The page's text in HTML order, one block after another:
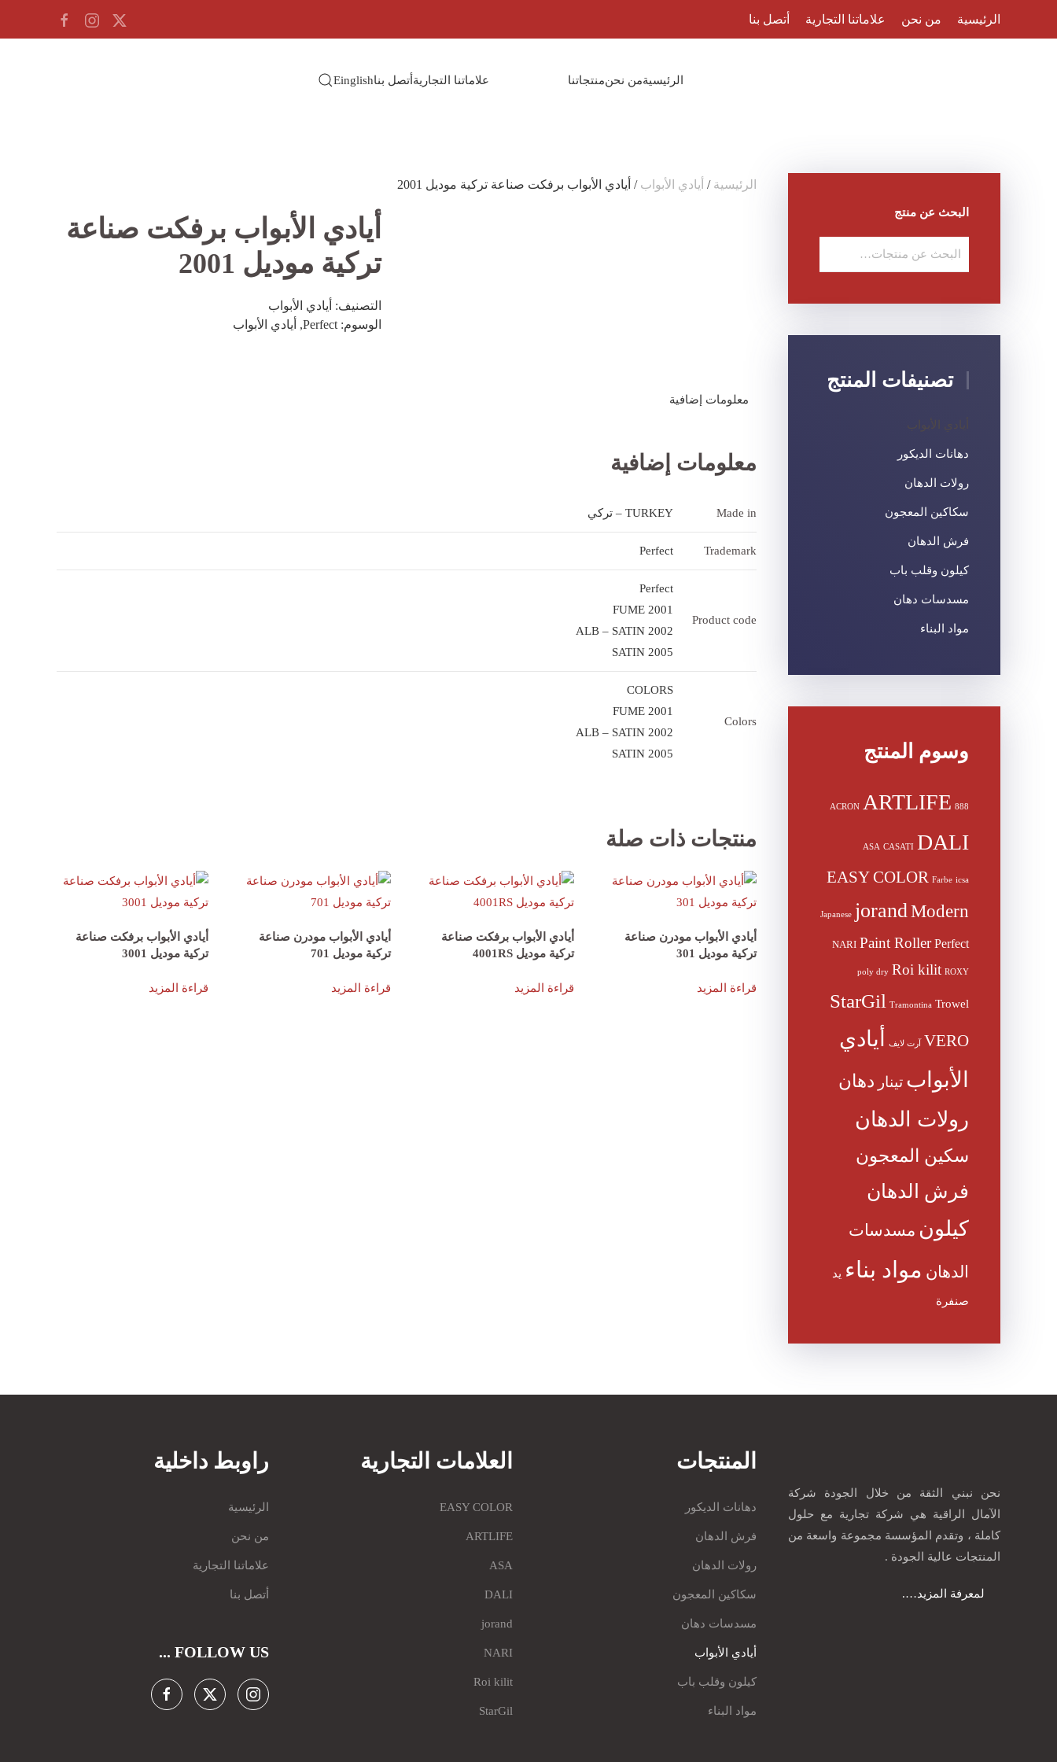
الرئيسية من نحن علاماتنا التجارية أتصل بنا
الرئيسيةمن نحنمنتجاتنا علاماتنا التجاريةأتصل بناEinglish
الرئيسية / أيادي الأبواب / أيادي الأبواب برفكت صناعة تركية موديل 2001
أيادي الأبواب برفكت صناعة
تركية موديل 2001
التصنيف: أيادي الأبواب
الوسوم:Perfect
, أيادي الأبواب
معلومات إضافية
معلومات إضافية
Made in TURKEY – تركي
Trademark
Perfect
Product code
Perfect
2001 FUME
2002 ALB – SATIN
2005 SATIN
Colors
COLORS
2001 FUME
2002 ALB – SATIN
2005 SATIN
منتجات ذات صلة
أيادي الأبواب مودرن صناعة
تركية موديل 301
قراءة المزيد
أيادي الأبواب برفكت صناعة
تركية موديل 4001RS
قراءة المزيد
أيادي الأبواب مودرن صناعة
تركية موديل 701
قراءة المزيد
أيادي الأبواب برفكت صناعة
تركية موديل 3001
قراءة المزيد
البحث عن منتج
البحث
تصنيفات المنتج
دهانات الديكور
رولات الدهان
سكاكين المعجون
فرش الدهان
كيلون وقلب باب
مسدسات دهان
مواد البناء
وسوم المنتج
888
ACRON ARTLIFE
ASA CASATI DALI
EASY COLOR Farbe icsa
Japanese jorandModern
NARI Paint Roller Perfect
poly dry Roi kilit ROXY
StarGil Tramontina Trowel
VERO آرت لايف
أيادي
الأبواب تينار دهان
رولات الدهان
سكين المعجون
فرش الدهان
كيلون مسدسات
الدهان مواد بناء يد
صنفرة
نحن نبني الثقة من خلال الجودة شركة
الآمال الراقية هي شركة تجارية مع حلول
كاملة ، وتقدم المؤسسة مجموعة واسعة من
المنتجات عالية الجودة .
لمعرفة المزيد….
المنتجات
دهانات الديكور
فرش الدهان
رولات الدهان
سكاكين المعجون
مسدسات دهان
أيادي الأبواب
كيلون وقلب باب
مواد البناء
العلامات التجارية
EASY COLOR
ARTLIFE
ASA
DALI
jorand
NARI
Roi kilit
StarGil
راوبط داخلية
الرئيسية
من نحن
علاماتنا التجارية
أتصل بنا
FOLLOW US ...